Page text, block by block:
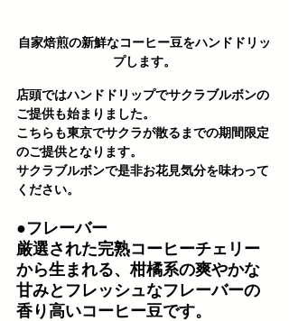
自家焙煎の新鮮なコーヒー豆をハンドドリッ
プします。
店頭ではハンドドリップでサクラブルボンの
ご提供も始まりました。
こちらも東京でサクラが散るまでの期間限定
のご提供となります。
サクラブルボンで是非お花見気分を味わって
ください。
●フレーバー
厳選された完熟コーヒーチェリー
から生まれる、柑橘系の爽やかな
甘みとフレッシュなフレーバーの
香り高いコーヒー豆です。